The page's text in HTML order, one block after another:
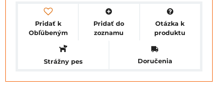
Pridať k
Obľúbeným
Pridať do
zoznamu
Otázka k
produktu
Strážny pes Doručenia